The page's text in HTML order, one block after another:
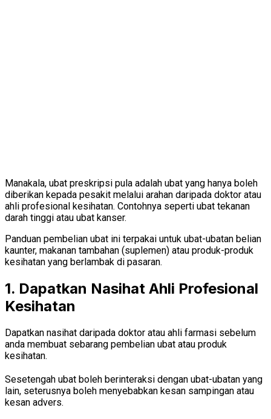
Manakala, ubat preskripsi pula adalah ubat yang hanya boleh
diberikan kepada pesakit melalui arahan daripada doktor atau
ahli profesional kesihatan. Contohnya seperti ubat tekanan
darah tinggi atau ubat kanser.
Panduan pembelian ubat ini terpakai untuk ubat-ubatan belian
kaunter, makanan tambahan (suplemen) atau produk-produk
kesihatan yang berlambak di pasaran.
1. Dapatkan Nasihat Ahli Profesional
Kesihatan
Dapatkan nasihat daripada doktor atau ahli farmasi sebelum
anda membuat sebarang pembelian ubat atau produk
kesihatan.
Sesetengah ubat boleh berinteraksi dengan ubat-ubatan yang
lain, seterusnya boleh menyebabkan kesan sampingan atau
kesan advers.